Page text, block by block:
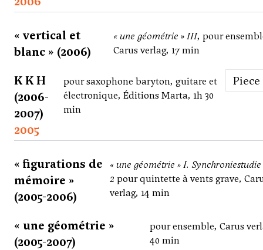
« vertical et
blanc » (2006)
« une géométrie » III, pour
Carus verlag, 17 min
K K H
(2006-
2007)
pour saxophone baryton, guitare et
électronique, Éditions Marta, 1h 30
min
Piece
2005
« figurations de
mémoire »
(2005-2006)
« une géométrie » I.
2 pour quintette à vents grave,
verlag, 14 min
« une géométrie »
(2005-2007)
pour ensemble, Carus
40 min